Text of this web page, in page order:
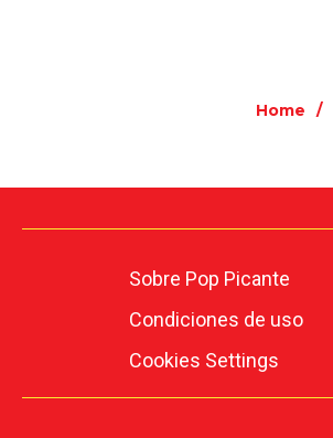
Home /
Sobre Pop Picante
Condiciones de uso
Cookies Settings